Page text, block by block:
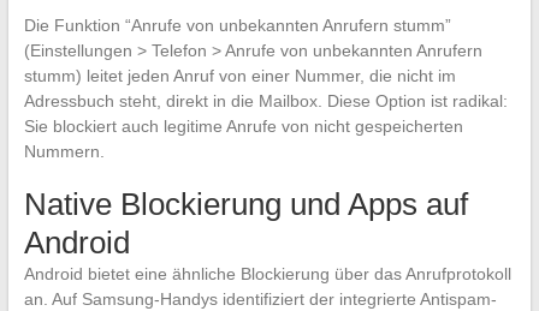
Die Funktion “Anrufe von unbekannten Anrufern stumm”
(Einstellungen > Telefon > Anrufe von unbekannten Anrufern
stumm) leitet jeden Anruf von einer Nummer, die nicht im
Adressbuch steht, direkt in die Mailbox. Diese Option ist radikal:
Sie blockiert auch legitime Anrufe von nicht gespeicherten
Nummern.
Native Blockierung und Apps auf
Android
Android bietet eine ähnliche Blockierung über das Anrufprotokoll
an. Auf Samsung-Handys identifiziert der integrierte Antispam-